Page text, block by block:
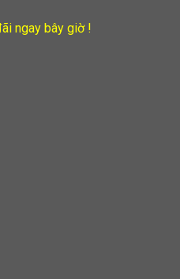
ngay bây giờ !